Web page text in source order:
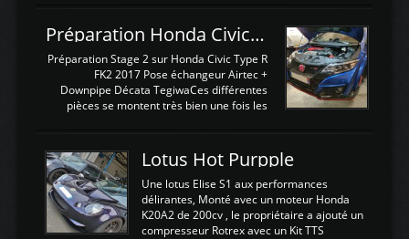
d'envoyer l'information de la large bande
dans le boitier. sydney sweeney deepfake
La sortie 0-5V de l'afr sera connectée sur
l'entrée AN Volt 8 et GndAN pour
Analogique, et Volt car l'information est une
tension (Pas une résistance variable d'un
est temps de brancher le ...
Préparation Honda Civic Type R FK2
Préparation Stage 2 sur Honda Civic Type R
FK2 2017 Pose échangeur Airtec +
Downpipe Décata TegiwaCes différentes
pièces se montent très bien une fois les
légere découpe du plastique inferieur,
negénant en rien la structure ou le
fonctionnement du fond plat. Une
reprogrammation Stage 2 est faite sur le
calculateur d'origine. Une alternative
économique au passage sur Hondata
Lotus Hot Purpple
Une lotus Elise S1 aux performances
délirantes, Monté avec un moteur Honda
K20A2 de 200cv , le propriétaire a ajouté un
compresseur Rotrex avec un Kit TTS